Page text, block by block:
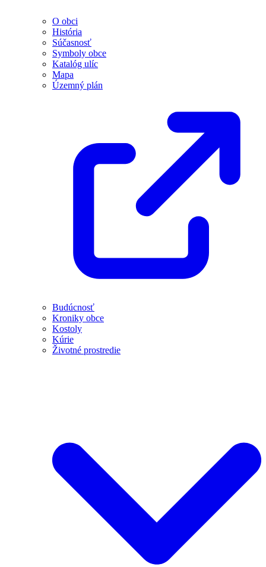
O obci
História
Súčasnosť
Symboly obce
Katalóg ulíc
Mapa
Územný plán
Budúcnosť
Kroniky obce
Kostoly
Kúrie
Životné prostredie